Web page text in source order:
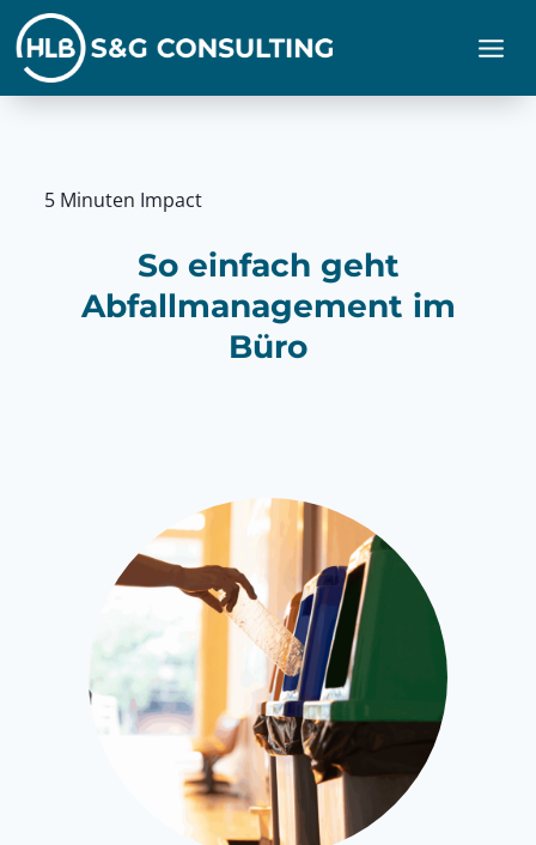
Zum
Inhalt
springen
5 Minuten Impact
So einfach geht
Abfallmanagement im
Büro